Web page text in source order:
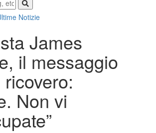
Notizie
James
il messaggio
Non vi